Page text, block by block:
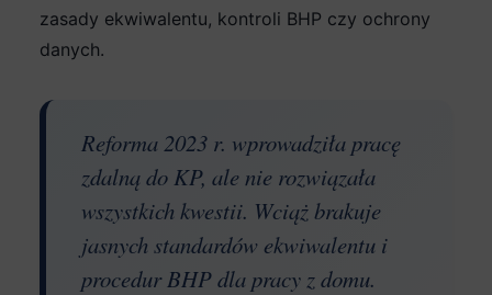
zasady ekwiwalentu, kontroli BHP czy ochrony
danych.
Reforma 2023 r. wprowadziła pracę
zdalną do KP, ale nie rozwiązała
wszystkich kwestii. Wciąż brakuje
jasnych standardów ekwiwalentu i
procedur BHP dla pracy z domu.